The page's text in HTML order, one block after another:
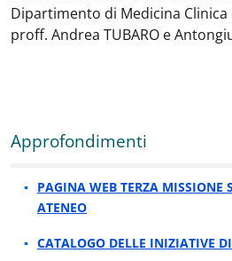
Dipartimento di Medicina
proff. Andrea TUBARO e
Approfondimenti
PAGINA WEB TERZA MISSIONE
ATENEO
CATALOGO DELLE INIZIATIVE